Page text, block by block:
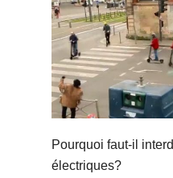
Pourquoi faut-il
électriques?